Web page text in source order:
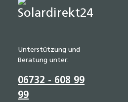
Unterstützung und
Beratung unter:
06732 - 608 99
99